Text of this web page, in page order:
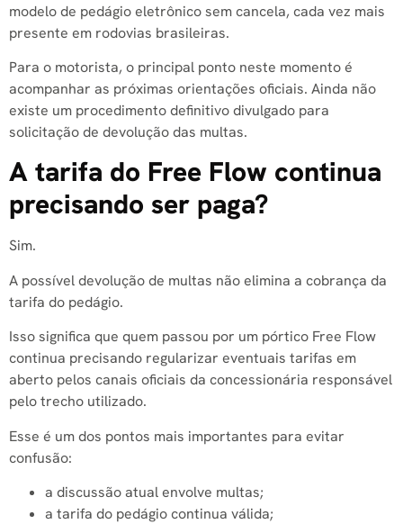
modelo de pedágio eletrônico sem cancela, cada vez mais
presente em rodovias brasileiras.
Para o motorista, o principal ponto neste momento é
acompanhar as próximas orientações oficiais. Ainda não
existe um procedimento definitivo divulgado para
solicitação de devolução das multas.
A tarifa do Free Flow continua
precisando ser paga?
Sim.
A possível devolução de multas não elimina a cobrança da
tarifa do pedágio.
Isso significa que quem passou por um pórtico Free Flow
continua precisando regularizar eventuais tarifas em
aberto pelos canais oficiais da concessionária responsável
pelo trecho utilizado.
Esse é um dos pontos mais importantes para evitar
confusão:
a discussão atual envolve multas;
a tarifa do pedágio continua válida;